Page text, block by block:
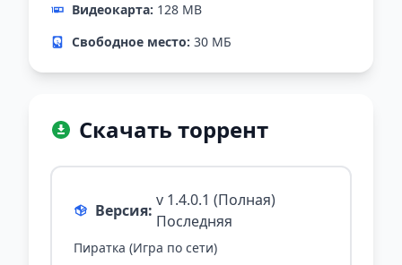
Видеокарта: 128 MB
Свободное место: 30 МБ
Скачать торрент
Версия:
v 1.4.0.1 (Полная)
Последняя
Пиратка (Игра по сети)